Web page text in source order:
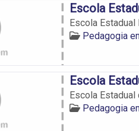
Escola
Escola
Pedagogia
Escola
Escola Estadual
Pedagogia